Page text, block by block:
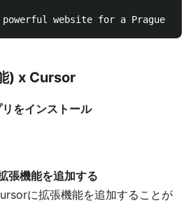
) x Cursor
をインストール
機能を追加する
に拡張機能を追加することが